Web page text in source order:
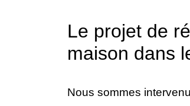
Le projet de
maison dans
Nous sommes